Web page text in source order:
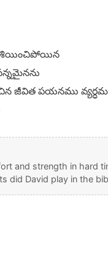
జీవిత పయనము
and strength in hard
did David play in the